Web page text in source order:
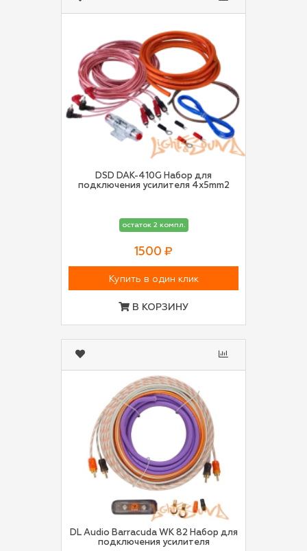
DSD DAK-410G Набор для
подключения усилителя 4x5mm2
остаток 2 компл.
1500 ₽
Купить в один клик
В КОРЗИНУ
DL Audio Barracuda WK 82 Набор для
подключения усилителя